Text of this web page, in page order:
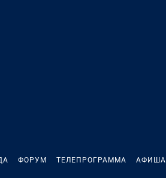
ФОРУМ ТЕЛЕПРОГРАММА АФИША